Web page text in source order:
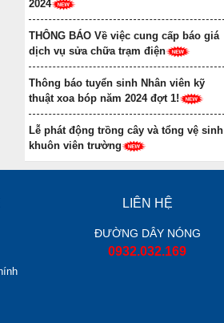
2024
THÔNG BÁO Về việc cung cấp báo giá
dịch vụ sửa chữa trạm điện
Thông báo tuyển sinh Nhân viên kỹ
thuật xoa bóp năm 2024 đợt 1!
Lễ phát động trồng cây và tổng vệ sinh
khuôn viên trường
LIÊN HỆ
ĐƯỜNG DÂY NÓNG
0932.032.169